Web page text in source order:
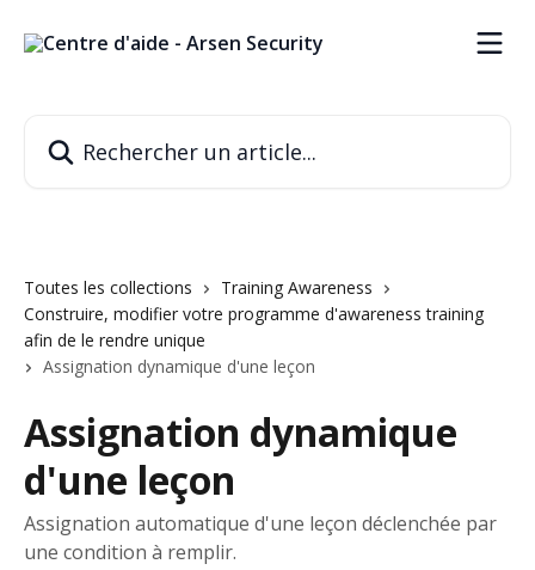
Toutes les collections
Training Awareness
Construire, modifier votre programme d'awareness training
afin de le rendre unique
Assignation dynamique d'une leçon
Assignation dynamique
d'une leçon
Assignation automatique d'une leçon déclenchée par
une condition à remplir.